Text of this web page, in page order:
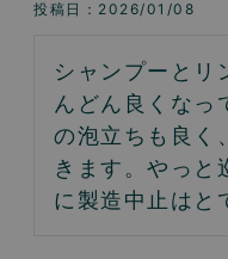
投稿日 2026/01/08
シャンプーとリ
んどん良くなっ
の泡立ちも良く
きます。やっと
に製造中止はと